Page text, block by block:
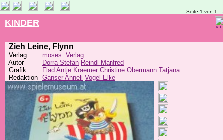
Seite 1 von 1
KINDER
Zieh Leine, Flynn
Verlag
moses. Verlag
Autor
Dorra Stefan Reindl Manfred
Grafik
Flad Antje Kraemer Christine Obermann Tatjana
Redaktion Ganser Anneli Vogel Elke